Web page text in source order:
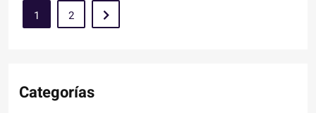
1 2
Categorías